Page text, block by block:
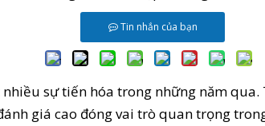
Tin nhắn của bạn
nhiều sự tiến hóa trong những năm
giá cao đóng vai trò quan trọng